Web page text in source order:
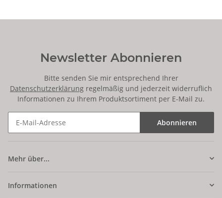
Newsletter Abonnieren
Bitte senden Sie mir entsprechend Ihrer
Datenschutzerklärung regelmäßig und jederzeit widerruflich
Informationen zu Ihrem Produktsortiment per E-Mail zu.
Abonnieren
Mehr über...
Informationen